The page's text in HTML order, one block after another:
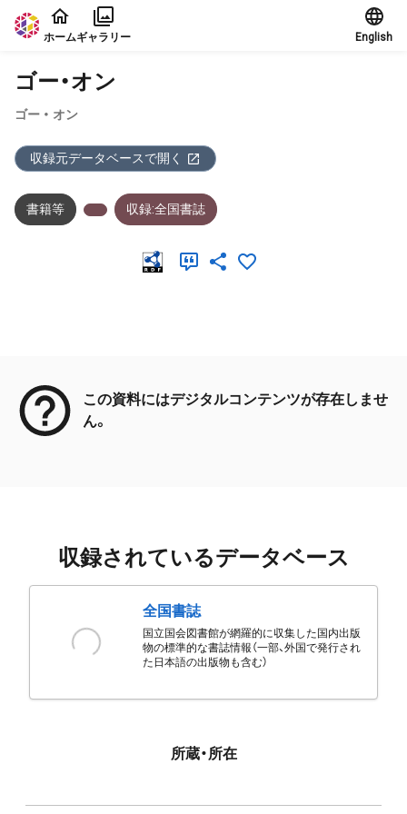
本文に飛ぶ
ホームギャラリー English
ゴー・オン
ゴー ・ オン
収録元データベースで開く
書籍等 収録:全国書誌
この資料にはデジタルコンテンツが存在しませ
ん。
収録されているデータベース
全国書誌
国立国会図書館が網羅的に収集した国内出版
物の標準的な書誌情報（一部、外国で発行され
た日本語の出版物も含む）
所蔵・所在